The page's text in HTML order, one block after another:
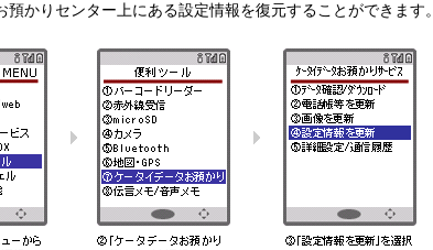
預かりセンター上にある設定情報を復元することができます。